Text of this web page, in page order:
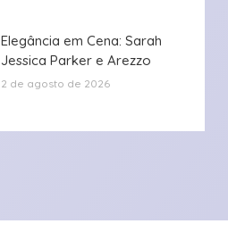
Elegância em Cena: Sarah
Jessica Parker e Arezzo
Elegância em Cena: Sarah
Jessica Parker e Arezzo
2 de agosto de 2026